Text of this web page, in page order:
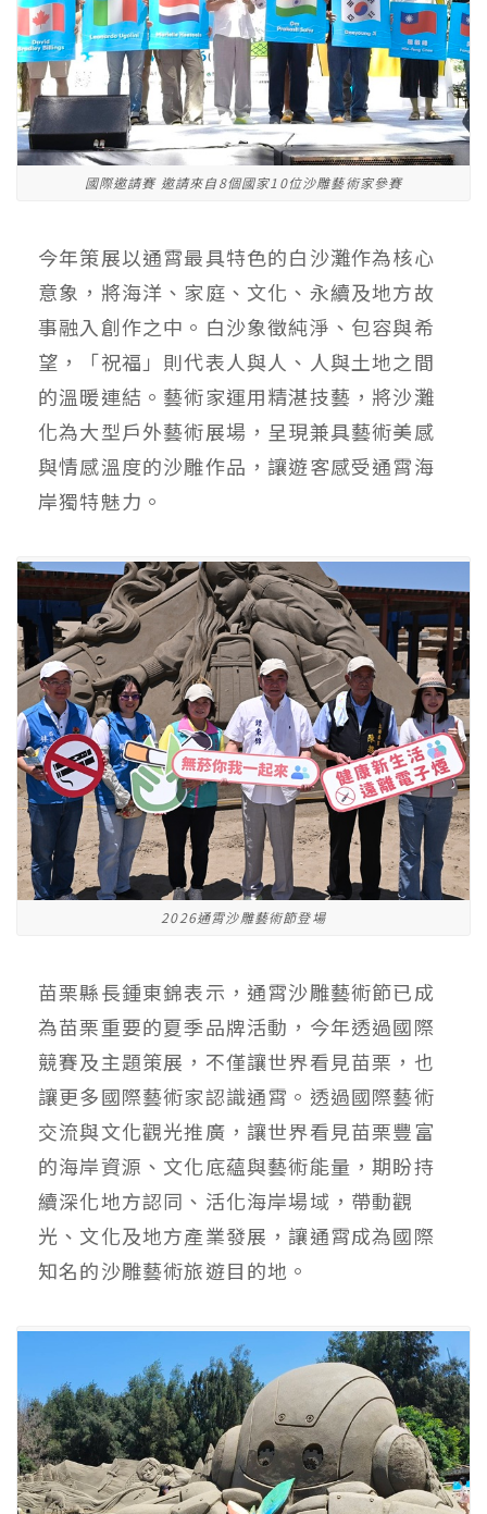
國際邀請賽 邀請來自8個國家10位沙雕藝術家參賽
今年策展以通霄最具特色的白沙灘作為核心
意象，將海洋、家庭、文化、永續及地方故
事融入創作之中。白沙象徵純淨、包容與希
望，「祝福」則代表人與人、人與土地之間
的溫暖連結。藝術家運用精湛技藝，將沙灘
化為大型戶外藝術展場，呈現兼具藝術美感
與情感溫度的沙雕作品，讓遊客感受通霄海
岸獨特魅力。
2026通霄沙雕藝術節登場
苗栗縣長鍾東錦表示，通霄沙雕藝術節已成
為苗栗重要的夏季品牌活動，今年透過國際
競賽及主題策展，不僅讓世界看見苗栗，也
讓更多國際藝術家認識通霄。透過國際藝術
交流與文化觀光推廣，讓世界看見苗栗豐富
的海岸資源、文化底蘊與藝術能量，期盼持
續深化地方認同、活化海岸場域，帶動觀
光、文化及地方產業發展，讓通霄成為國際
知名的沙雕藝術旅遊目的地。